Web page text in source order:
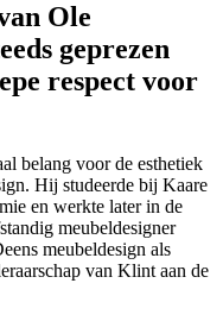
Ole
geprezen
respect voor
belang voor de esthetiek
Hij studeerde bij Kaare
en werkte later in de
meubeldesigner
meubeldesign als
van Klint aan de